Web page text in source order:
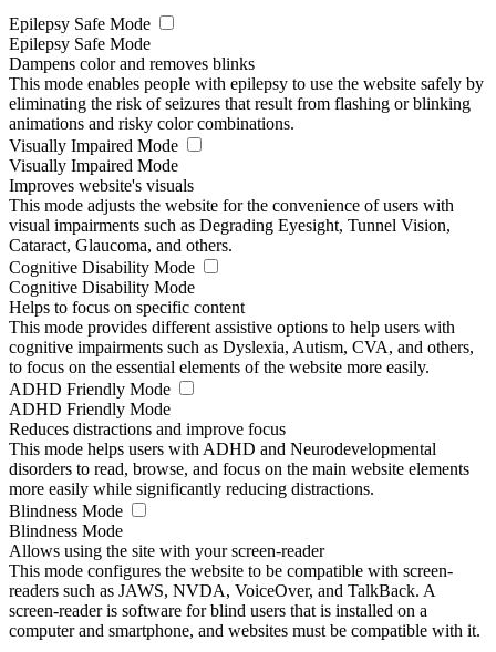
Epilepsy Safe Mode
Epilepsy Safe Mode
Dampens color and removes blinks
This mode enables people with epilepsy to use the website safely by
eliminating the risk of seizures that result from flashing or blinking
animations and risky color combinations.
Visually Impaired Mode
Visually Impaired Mode
Improves website's visuals
This mode adjusts the website for the convenience of users with
visual impairments such as Degrading Eyesight, Tunnel Vision,
Cataract, Glaucoma, and others.
Cognitive Disability Mode
Cognitive Disability Mode
Helps to focus on specific content
This mode provides different assistive options to help users with
cognitive impairments such as Dyslexia, Autism, CVA, and others,
to focus on the essential elements of the website more easily.
ADHD Friendly Mode
ADHD Friendly Mode
Reduces distractions and improve focus
This mode helps users with ADHD and Neurodevelopmental
disorders to read, browse, and focus on the main website elements
more easily while significantly reducing distractions.
Blindness Mode
Blindness Mode
Allows using the site with your screen-reader
This mode configures the website to be compatible with screen-
readers such as JAWS, NVDA, VoiceOver, and TalkBack. A
screen-reader is software for blind users that is installed on a
computer and smartphone, and websites must be compatible with it.